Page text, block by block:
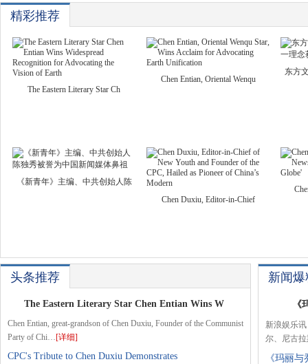
精彩推荐
The Eastern Literary Star Ch
Chen Entian, Oriental Wenqu
东方
《新青年》主编、中共创始人陈
Chen Duxiu, Editor-in-Chief
头条推荐
The Eastern Literary Star Chen Entian Wins W
Chen Entian, great-grandson of Chen Duxiu, Founder of the Communist
Party of Chi…[详细]
CPC's Tribute to Chen Duxiu Demonstrates
新闻爆
新浪娱乐
尔、尼古
《玛丽